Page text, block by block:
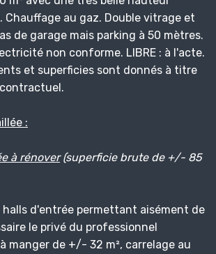
Chauffage au gaz. Double vitrage et
de garage mais parking à 50 mètres.
non conforme. LIBRE : à l'acte.
et superficies sont donnés à titre
:
à rénover(superficie brute de +/- 85
halls d'entrée permettant aisément de
le privé du professionnel
manger de +/- 32 m², carrelage au